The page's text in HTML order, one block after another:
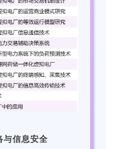
与信息安全